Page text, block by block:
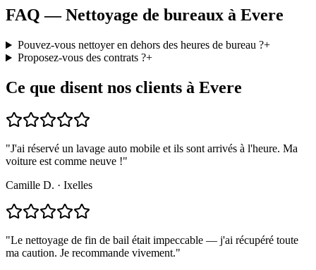
FAQ — Nettoyage de bureaux à Evere
Pouvez-vous nettoyer en dehors des heures de bureau ?+
Proposez-vous des contrats ?+
Ce que disent nos clients à Evere
"J'ai réservé un lavage auto mobile et ils sont arrivés à l'heure. Ma
voiture est comme neuve !"
Camille D. · Ixelles
"Le nettoyage de fin de bail était impeccable — j'ai récupéré toute
ma caution. Je recommande vivement."